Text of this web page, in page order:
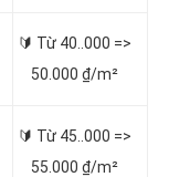
🔰 Từ 40..000 =>
50.000 ₫/m²
🔰 Từ 45..000 =>
55.000 ₫/m²